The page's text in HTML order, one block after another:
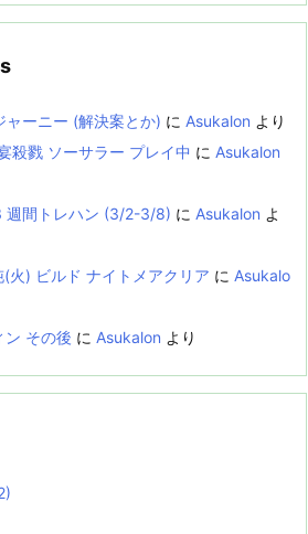
ーニー (解決案とか) に Asukalon より
殺戮 ソーサラー プレイ中 に Asukalon
週間トレハン (3/2-3/8) に Asukalon よ
火) ビルド ナイトメアクリア に Asukalo
ン その後 に Asukalon より